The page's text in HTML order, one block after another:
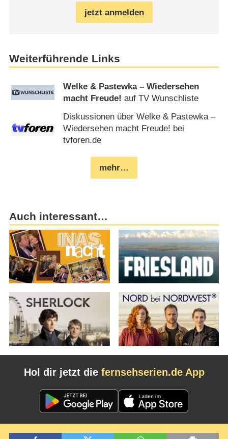
jetzt anmelden
Weiterführende Links
Welke & Pastewka – Wiedersehen
macht Freude! auf TV Wunschliste
Diskussionen über Welke & Pastewka –
Wiedersehen macht Freude! bei
tvforen.de
mehr…
Auch interessant…
Hol dir jetzt die fernsehserien.de App